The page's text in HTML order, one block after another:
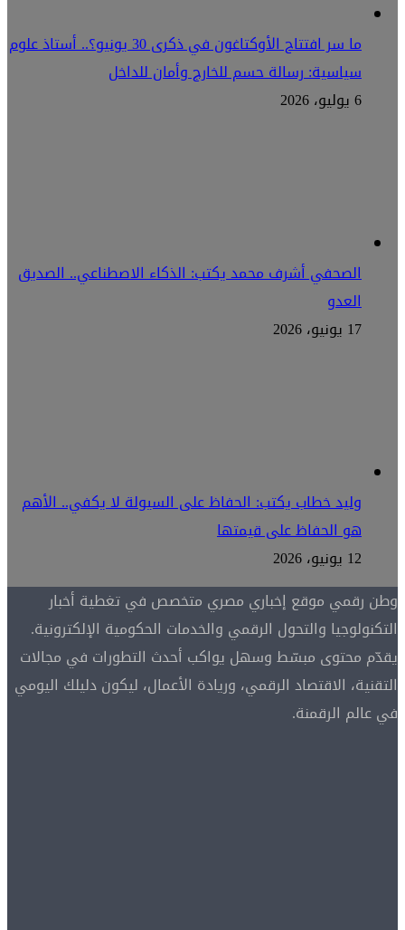
ما سر افتتاح الأوكتاغون في ذكرى 30 يونيو؟.. أستاذ علوم
سياسية: رسالة حسم للخارج وأمان للداخل
6 يوليو، 2026
الصحفي أشرف محمد يكتب: الذكاء الاصطناعي.. الصديق
العدو
17 يونيو، 2026
وليد خطاب يكتب: الحفاظ على السيولة لا يكفي.. الأهم
هو الحفاظ على قيمتها
12 يونيو، 2026
وطن رقمي موقع إخباري مصري متخصص في تغطية أخبار
التكنولوجيا والتحول الرقمي والخدمات الحكومية الإلكترونية.
يقدّم محتوى مبسّط وسهل يواكب أحدث التطورات في مجالات
التقنية، الاقتصاد الرقمي، وريادة الأعمال، ليكون دليلك اليومي
في عالم الرقمنة.